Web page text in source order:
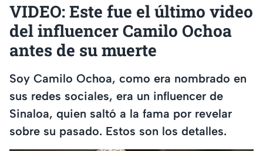
VIDEO: Este fue el último video
del influencer Camilo Ochoa
antes de su muerte
Soy Camilo Ochoa, como era nombrado en
sus redes sociales, era un influencer de
Sinaloa, quien saltó a la fama por revelar
sobre su pasado. Estos son los detalles.